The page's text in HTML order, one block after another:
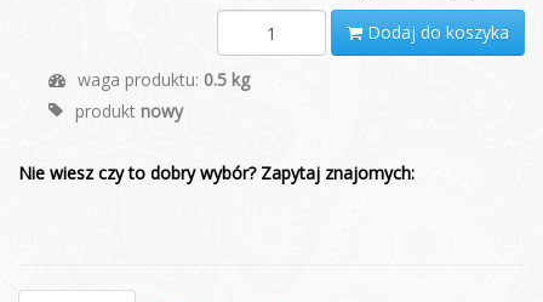
Dodaj do koszyka
waga produktu: 0.5 kg
produkt nowy
Nie wiesz czy to dobry wybór? Zapytaj znajomych: